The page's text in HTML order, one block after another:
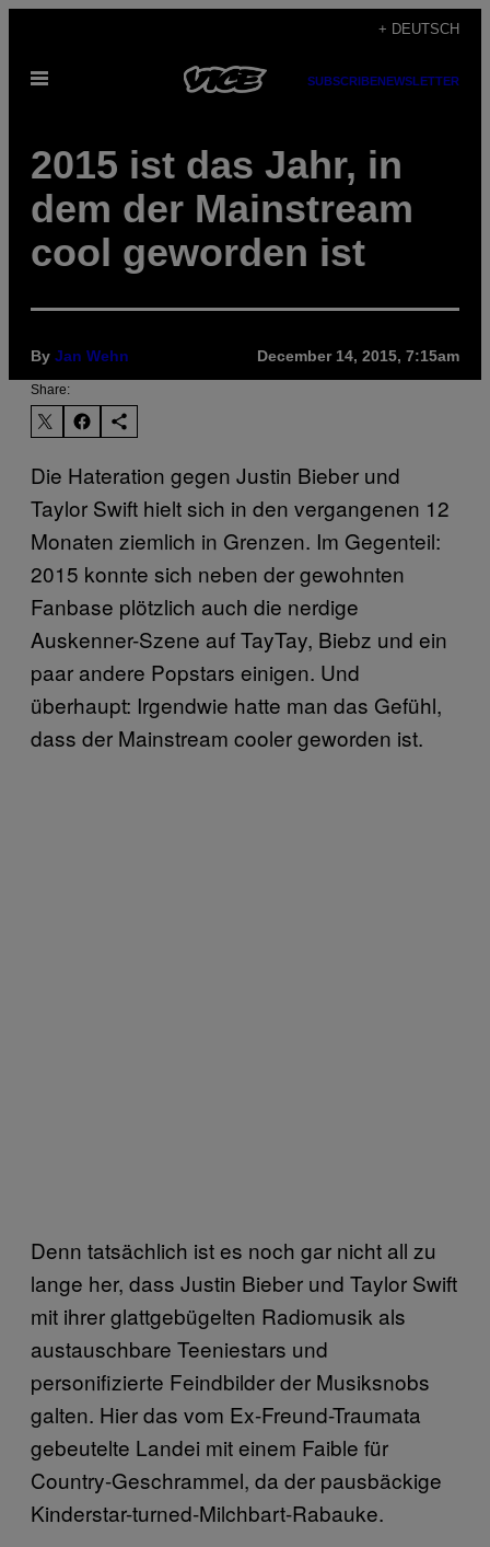
content
+ DEUTSCH
Open
SUBSCRIBENEWSLETTER
2015 ist das Jahr, in
dem der Mainstream
cool geworden ist
By Jan Wehn December 14, 2015, 7:15am
Share:
Die Hateration gegen Justin Bieber und
Taylor Swift hielt sich in den vergangenen 12
Monaten ziemlich in Grenzen. Im Gegenteil:
2015 konnte sich neben der gewohnten
Fanbase plötzlich auch die nerdige
Auskenner-Szene auf TayTay, Biebz und ein
paar andere Popstars einigen. Und
überhaupt: Irgendwie hatte man das Gefühl,
dass der Mainstream cooler geworden ist.
Denn tatsächlich ist es noch gar nicht all zu
lange her, dass Justin Bieber und Taylor Swift
mit ihrer glattgebügelten Radiomusik als
austauschbare Teeniestars und
personifizierte Feindbilder der Musiksnobs
galten. Hier das vom Ex-Freund-Traumata
gebeutelte Landei mit einem Faible für
Country-Geschrammel, da der pausbäckige
Kinderstar-turned-Milchbart-Rabauke.